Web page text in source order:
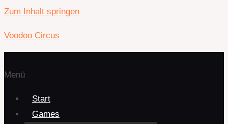
Zum Inhalt springen
Voodoo Circus
Menü
Start
Games